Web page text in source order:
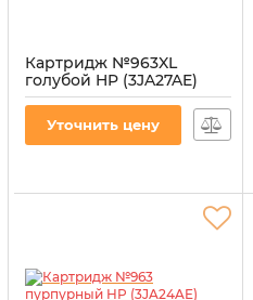
Картридж №963XL
голубой HP (3JA27AE)
Артикул:CI-HP-3JA27AE-CY
Уточнить цену